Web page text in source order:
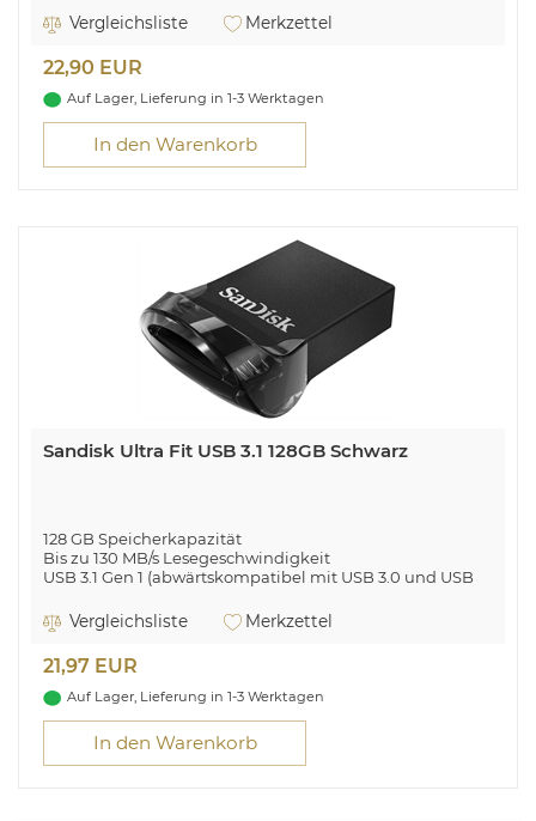
Inklusive SD-Adapter zur Nutzung in Kameras
Vergleichsliste Merkzettel
22,90 EUR
Auf Lager, Lieferung in 1-3 Werktagen
In den Warenkorb
Sandisk Ultra Fit USB 3.1 128GB Schwarz
128 GB Speicherkapazität
Bis zu 130 MB/s Lesegeschwindigkeit
USB 3.1 Gen 1 (abwärtskompatibel mit USB 3.0 und USB
Schnelle Speichererweiterung. Einstecken und loslegen!
Vergleichsliste Merkzettel
21,97 EUR
Auf Lager, Lieferung in 1-3 Werktagen
In den Warenkorb